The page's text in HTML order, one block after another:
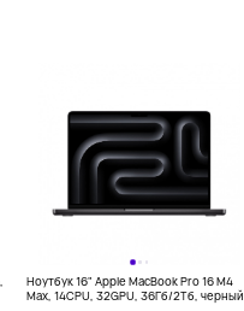
Ноутбук 16" Apple MacBook Pro 16 M4
Max, 14CPU, 32GPU, 36Гб/2Тб, черный